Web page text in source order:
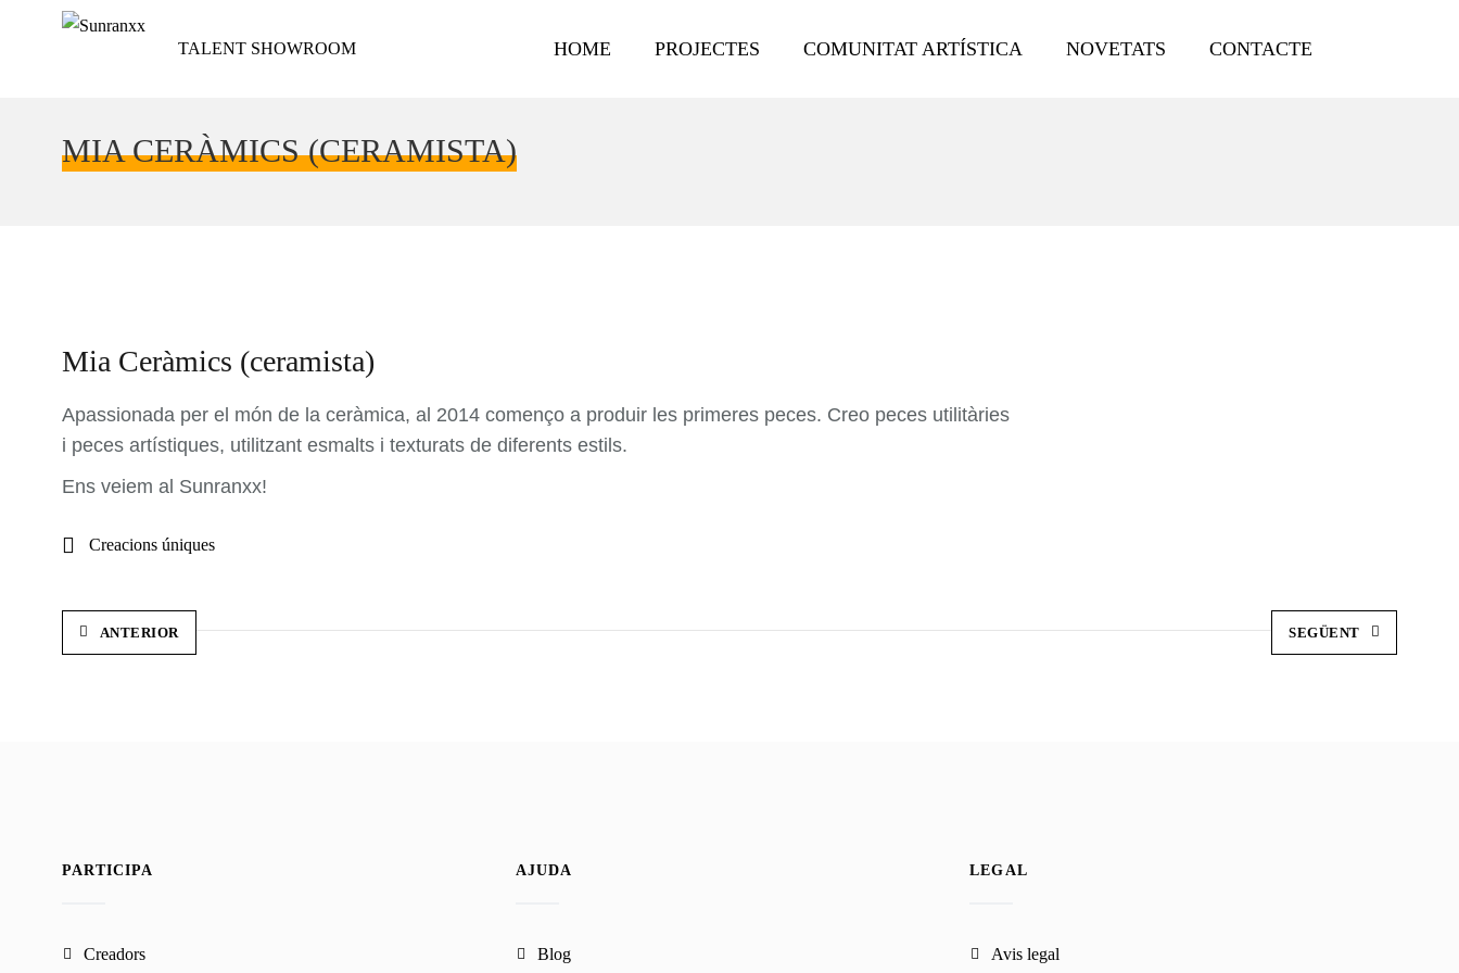
TALENT SHOWROOM HOME PROJECTES COMUNITAT ARTÍSTICA NOVETATS CONTACTE
MIA CERÀMICS (CERAMISTA)
Mia Ceràmics (ceramista)
Apassionada per el món de la ceràmica, al 2014 començo a produir les primeres peces. Creo peces utilitàries
i peces artístiques, utilitzant esmalts i texturats de diferents estils.
Ens veiem al Sunranxx!
Creacions úniques
ANTERIOR SEGÜENT
PARTICIPA
creadors
AJUDA
blog
LEGAL
avis legal